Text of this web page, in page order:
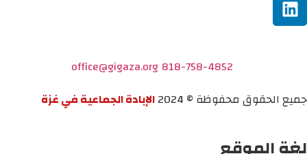
818-758-4852
office@gigaza.org
جميع الحقوق محفوظة © 2024
الإبادة الجماعية في غزة